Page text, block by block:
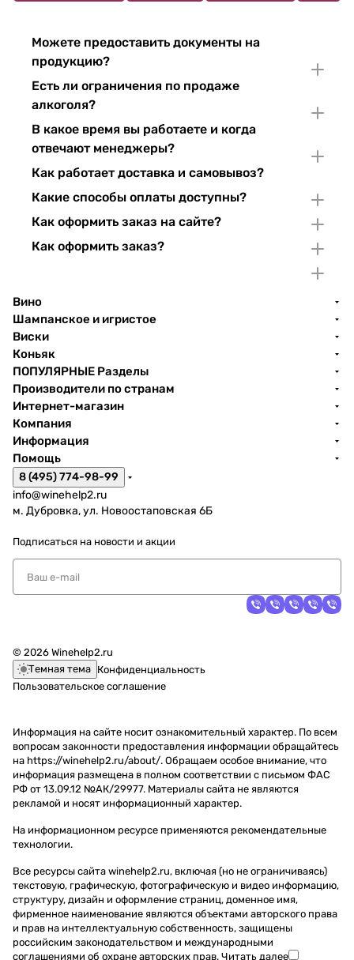
Можете предоставить документы на
продукцию?
Есть ли ограничения по продаже
алкоголя?
В какое время вы работаете и когда
отвечают менеджеры?
Как работает доставка и самовывоз?
Какие способы оплаты доступны?
Как оформить заказ на сайте?
Как оформить заказ?
Вино
Шампанское и игристое
Виски
Коньяк
ПОПУЛЯРНЫЕ Разделы
Производители по странам
Интернет-магазин
Компания
Информация
Помощь
8 (495) 774-98-99
info@winehelp2.ru
м. Дубровка, ул. Новоостаповская 6Б
Подписаться на новости и акции
© 2026 Winehelp2.ru
Темная тема Конфиденциальность
Пользовательское соглашение
Информация на сайте носит ознакомительный характер. По всем
вопросам законности предоставления информации обращайтесь
на https://winehelp2.ru/about/. Обращаем особое внимание, что
информация размещена в полном соответствии с письмом ФАС
РФ от 13.09.12 №АК/29977. Материалы сайта не являются
рекламой и носят информационный характер.
На информационном ресурсе применяются рекомендательные
технологии.
Все ресурсы сайта winehelp2.ru, включая (но не ограничиваясь)
текстовую, графическую, фотографическую и видео информацию,
структуру, дизайн и оформление страниц, доменное имя,
фирменное наименование являются объектами авторского права
и прав на интеллектуальную собственность, защищены
российским законодательством и международными
соглашениями об охране авторских прав. Читать далее